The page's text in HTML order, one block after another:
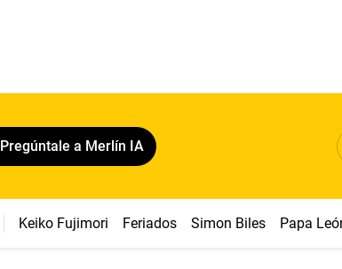
Pregúntale a Merlín IA
Keiko Fujimori Feriados Simon Biles Papa